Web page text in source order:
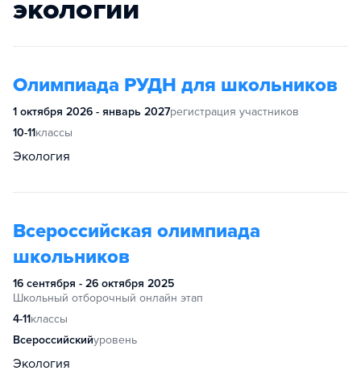
экологии
Олимпиада РУДН для школьников
1 октября 2026 - январь 2027регистрация участников
10-11классы
Экология
Всероссийская олимпиада
школьников
16 сентября - 26 октября 2025
Школьный отборочный онлайн этап
4-11классы
Всероссийскийуровень
Экология